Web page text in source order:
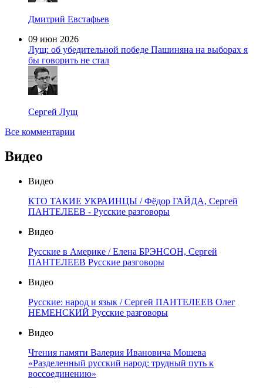
Дмитрий Евстафьев
09 июн 2026
Лущ: об убедительной победе Пашиняна на выборах я
бы говорить не стал
Сергей Лущ
Все комментарии
Видео
Видео
КТО ТАКИЕ УКРАИНЦЫ / Фёдор ГАЙДА, Сергей
ПАНТЕЛЕЕВ - Русские разговоры
Видео
Русские в Америке / Елена БРЭНСОН, Сергей
ПАНТЕЛЕЕВ Русские разговоры
Видео
Русские: народ и язык / Сергей ПАНТЕЛЕЕВ Олег
НЕМЕНСКИЙ Русские разговоры
Видео
Чтения памяти Валерия Ивановича Мошева
«Разделенный русский народ: трудный путь к
воссоединению»